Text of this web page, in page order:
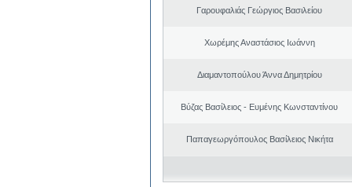
Γαρουφαλιάς Γεώργιος Βασιλείου
Χωρέμης Αναστάσιος Ιωάννη
Διαμαντοπούλου Άννα Δημητρίου
Βύζας Βασίλειος - Ευμένης Κωνσταντίνου
Παπαγεωργόπουλος Βασίλειος Νικήτα